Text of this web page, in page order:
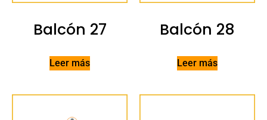
Balcón 27
Leer más
Balcón 28
Leer más